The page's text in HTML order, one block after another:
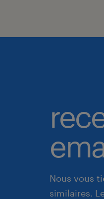
Nous vous
similaires.